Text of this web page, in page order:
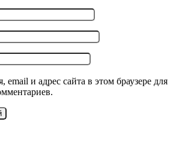
и адрес сайта в этом браузере для